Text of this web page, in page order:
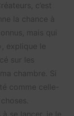
c’est
la chance à
mais qui
explique le
sur les
chambre. Si
comme celle-